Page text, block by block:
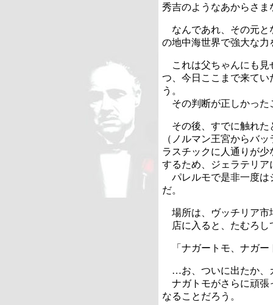
秀吉のようなあからさ
なんであれ、その元と
の地中海世界で強大な
これは父ちゃんにも
つ、今日ここまで来て
う。
その判断が正しかっ
その後、すでに触れた
（ノルマン王宮からバ
ラスチックに人通りが
するため、ジェラテリア
パレルモで是非一度は
だ。
場所は、ヴッチリア市
店に入ると、たむろし
「ナガートモ、ナガー
…お、ついに出たか、
ナガトモがさらに頑張
なることだろう。